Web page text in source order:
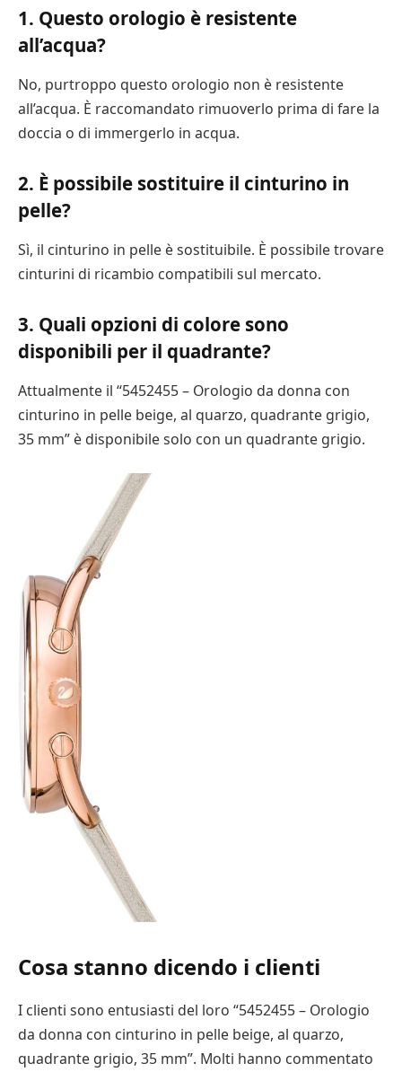
1. Questo orologio è resistente
all’acqua?
No, purtroppo questo orologio non è resistente
all’acqua. È raccomandato rimuoverlo prima di fare la
doccia o di immergerlo in acqua.
2. È possibile sostituire il cinturino in
pelle?
Sì, il cinturino in pelle è sostituibile. È possibile trovare
cinturini di ricambio compatibili sul mercato.
3. Quali opzioni di colore sono
disponibili per il quadrante?
Attualmente il “5452455 – Orologio da donna con
cinturino in pelle beige, al quarzo, quadrante grigio,
35 mm” è disponibile solo con un quadrante grigio.
Cosa stanno dicendo i clienti
I clienti sono entusiasti del loro “5452455 – Orologio
da donna con cinturino in pelle beige, al quarzo,
quadrante grigio, 35 mm”. Molti hanno commentato